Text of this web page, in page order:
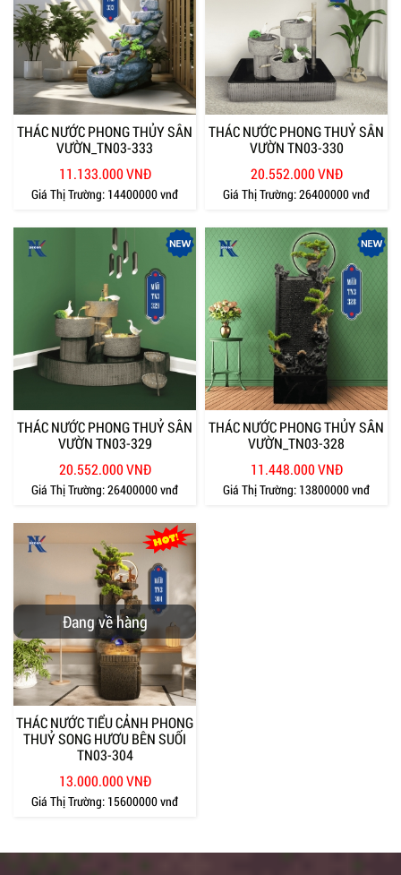
THÁC NƯỚC PHONG THỦY SÂN
VƯỜN_TN03-333
11.133.000 VNĐ
Giá Thị Trường: 14400000 vnđ
THÁC NƯỚC PHONG THUỶ SÂN
VƯỜN TN03-330
20.552.000 VNĐ
Giá Thị Trường:26400000 vnđ
THÁC NƯỚC PHONG THUỶ SÂN
VƯỜN TN03-329
20.552.000 VNĐ
Giá Thị Trường:26400000 vnđ
THÁC NƯỚC PHONG THỦY SÂN
VƯỜN_TN03-328
11.448.000 VNĐ
Giá Thị Trường: 13800000 vnđ
Đang về hàng
THÁC NƯỚC TIỂU CẢNH PHONG
THUỶ SONG HƯƠU BÊN SUỐI
TN03-304
13.000.000 VNĐ
Giá Thị Trường: 15600000 vnđ